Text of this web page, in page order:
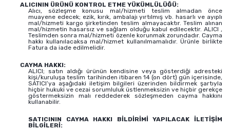
ALICININ ÜRÜNÜ KONTROL ETME YÜKÜMLÜLÜĞÜ:
Alıcı, sözleşme konusu mal/hizmeti teslim almadan önce
muayene edecek; ezik, kırık, ambalajı yırtılmış vb. hasarlı ve ayıplı
mal/hizmeti kargo şirketinden teslim almayacaktır. Teslim alınan
mal/hizmetin hasarsız ve sağlam olduğu kabul edilecektir. ALICI ,
Teslimden sonra mal/hizmeti özenle korunmak zorundadır. Cayma
hakkı kullanılacaksa mal/hizmet kullanılmamalıdır. Ürünle birlikte
Fatura da iade edilmelidir.
CAYMA HAKKI:
ALICI; satın aldığı ürünün kendisine veya gösterdiği adresteki
kişi/kuruluşa teslim tarihinden itibaren 14 (on dört) gün içerisinde,
SATICI’ya aşağıdaki iletişim bilgileri üzerinden bildirmek şartıyla
hiçbir hukuki ve cezai sorumluluk üstlenmeksizin ve hiçbir gerekçe
göstermeksizin malı reddederek sözleşmeden cayma hakkını
kullanabilir.
SATICININ CAYMA HAKKI BİLDİRİMİ YAPILACAK İLETİŞİM
BİLGİLERİ: